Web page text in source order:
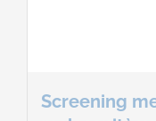
Screening